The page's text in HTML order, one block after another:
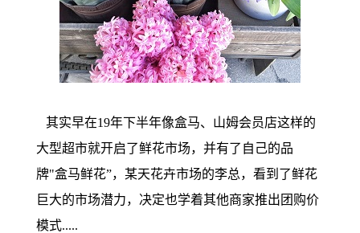
其实早在19年下半年像盒马、山姆会员店这样的
大型超市就开启了鲜花市场，并有了自己的品
牌"盒马鲜花”， 某天花卉市场的李总，看到了鲜花
巨大的市场潜力，决定也学着其他商家推出团购价
模式.....